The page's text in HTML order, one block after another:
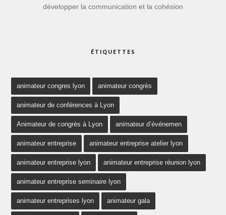
développer la communication et la cohésion
ÉTIQUETTES
animateur congres lyon animateur congrès
animateur de conférences à Lyon
Animateur de congrès à Lyon animateur d’événemen
animateur entreprise animateur entreprise atelier lyon
animateur entreprise lyon animateur entreprise réunion lyon
animateur entreprise seminaire lyon
animateur entreprises lyon animateur gala